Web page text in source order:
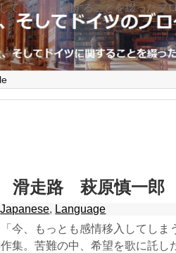
てドイツに関することを綴ったブ
滑走路 萩原慎一郎
Japanese, Language
今、もっとも感情移入してしま
集。苦難の中、希望を歌に託し